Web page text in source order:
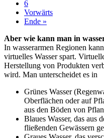
6
Vorwärts
Ende »
Aber wie kann man in
In wasserarmen Regionen
virtuelles Wasser spart.
Herstellung von Produkten
wird. Man unterscheidet es in
Grünes Wasser
Oberflächen oder auf
aus den Böden von
Blaues Wasser, das aus
fließenden Gewässern